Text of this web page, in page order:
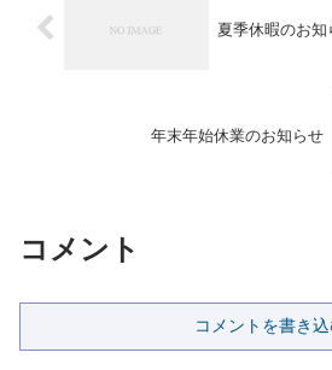
夏季休暇のお知
年末年始休業のお知らせ
コメント
コメントを書き